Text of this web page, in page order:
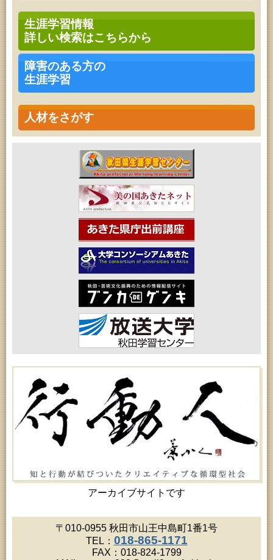
生涯学習情報
詳しい検索はこちらから
障害のある方の
生涯学習
人材をさがす
アーカイブサイトです
青少年・家庭・成人教育「不思議アートのぞき箱ワ
ークショップ」
2026年08月09日 (秋田市)
青少年・家庭・成人教育「不思議アートのぞき箱ワ
ークショップ」
2026年08月11日 (秋田市)
令和8年度 椎名雄一郎オルガンレクチャーコンサー
ト
2026年08月14日 (秋田市)
成人教育「古文書解読講座」
2026年08月15日 (秋田市)
乳幼児教育「作ってあそぼう工作会『レインボース
ティック』を作ろう！」
2026年08月15日 (秋田市)
乳幼児教育「パンダのえほん修理屋さん」
2026年08月15日 (秋田市)
乳幼児教育・青少年教育「おはなしの会」
2026年08月17日 (秋田市)
家庭教育「わくわく家族講座」
2026年08月17日 (秋田市)
女性教育「ミセスセミナー大住」
2026年08月17日 (秋田市)
高齢者教育「茨島七丁目地区高齢者学級」
2026年08月18日 (秋田市)
高齢者教育「秋田おもと高齢者大学」
2026年08月18日 (秋田市)
女性教育「保戸野女性学級」
2026年08月18日 (秋田市)
高齢者教育「泉地区高齢者学級」
2026年08月18日 (秋田市)
乳幼児・青少年教育「おはなしの会」
2026年08月18日 (秋田市)
乳幼児教育「ペンギン幼児学級」
2026年08月19日 (秋田市)
高齢者教育「北部高齢者大学」
2026年08月19日 (秋田市)
高齢者教育「川尻地区高齢者学級」
2026年08月19日 (秋田市)
女性教育「ひろば女性学級」
2026年08月19日 (秋田市)
成人教育「市民大学講座『佐竹史料館展示資料から
2026年08月20日 (秋田市)
女性教育「女性セミナー『ゆうわ』」
2026年08月20日 (秋田市)
2026年08月20日 (秋田市)
女性教育「八橋ひまわり女性学級」
2026年08月20日 (秋田市)
乳幼児教育「カンガルー乳幼児学級」
〒010-0955 秋田市山王中島町1番1号
TEL： 018-865-1171
FAX：018-824-1799